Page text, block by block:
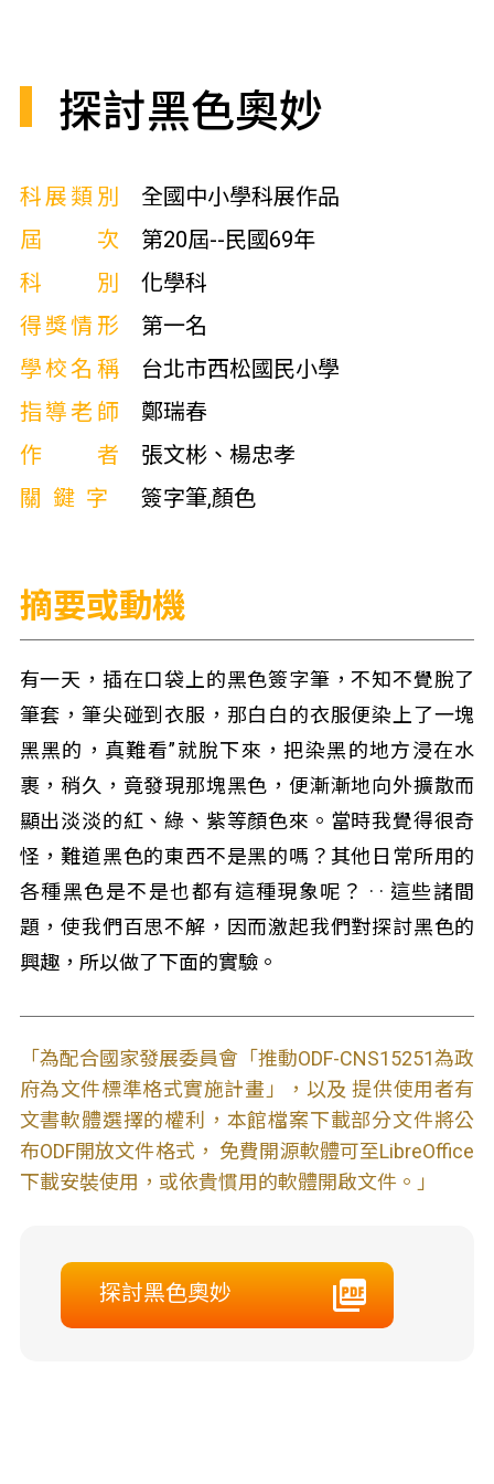
探討黑色奧妙
科展類別
全國中小學科展作品
屆次
第20屆--民國69年
科別
化學科
得獎情形
第一名
學校名稱
台北市西松國民小學
指導老師
鄭瑞春
作者
張文彬、楊忠孝
關鍵字
簽字筆,顏色
摘要或動機
有一天，插在口袋上的黑色簽字筆，不知不覺脫了
筆套，筆尖碰到衣服，那白白的衣服便染上了一塊
黑黑的，真難看”就脫下來，把染黑的地方浸在水
裹，稍久，竟發現那塊黑色，便漸漸地向外擴散而
顯出淡淡的紅、綠、紫等顏色來。當時我覺得很奇
怪，難道黑色的東西不是黑的嗎？其他日常所用的
各種黑色是不是也都有這種現象呢？ · · 這些諸間
題，使我們百思不解，因而激起我們對探討黑色的
興趣，所以做了下面的實驗。
「為配合國家發展委員會「推動ODF-CNS15251為政
府為文件標準格式實施計畫」，以及 提供使用者有
文書軟體選擇的權利，本館檔案下載部分文件將公
布ODF開放文件格式， 免費開源軟體可至LibreOffice
下載安裝使用，或依貴慣用的軟體開啟文件。」
探討黑色奧妙